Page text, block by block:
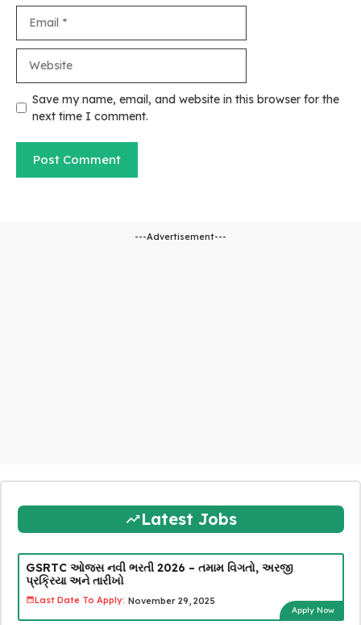
Save my name, email, and website in this browser for the
next time I comment.
---Advertisement---
Latest Jobs
GSRTC ઓજસ નવી ભરતી 2026 – તમામ વિગતો, અરજી
પ્રક્રિયા અને તારીખો
Last Date To Apply: November 29, 2025
Apply Now